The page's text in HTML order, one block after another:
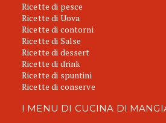
Ricette di pesce
Ricette di Uova
Ricette di contorni
Ricette di Salse
Ricette di dessert
Ricette di drink
Ricette di spuntini
Ricette di conserve
I MENU DI CUCINA DI